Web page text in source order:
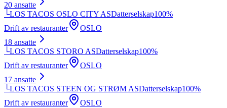
20 ansatte
└LOS TACOS OSLO CITY ASDatterselskap100%
Drift av restauranter
OSLO
18 ansatte
└LOS TACOS STORO ASDatterselskap100%
Drift av restauranter
OSLO
17 ansatte
└LOS TACOS STEEN OG STRØM ASDatterselskap100%
Drift av restauranter
OSLO